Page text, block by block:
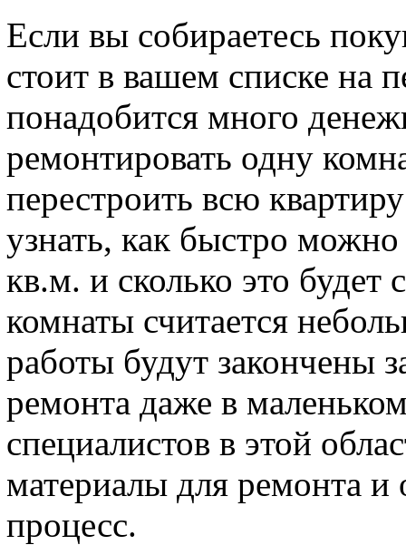
Если вы собираетесь
стоит в вашем списке на
понадобится много
ремонтировать одну
перестроить всю
узнать, как быстро
кв.м. и сколько это будет
комнаты считается
работы будут закончены
ремонта даже в
специалистов в этой
материалы для ремонта и
процесс.